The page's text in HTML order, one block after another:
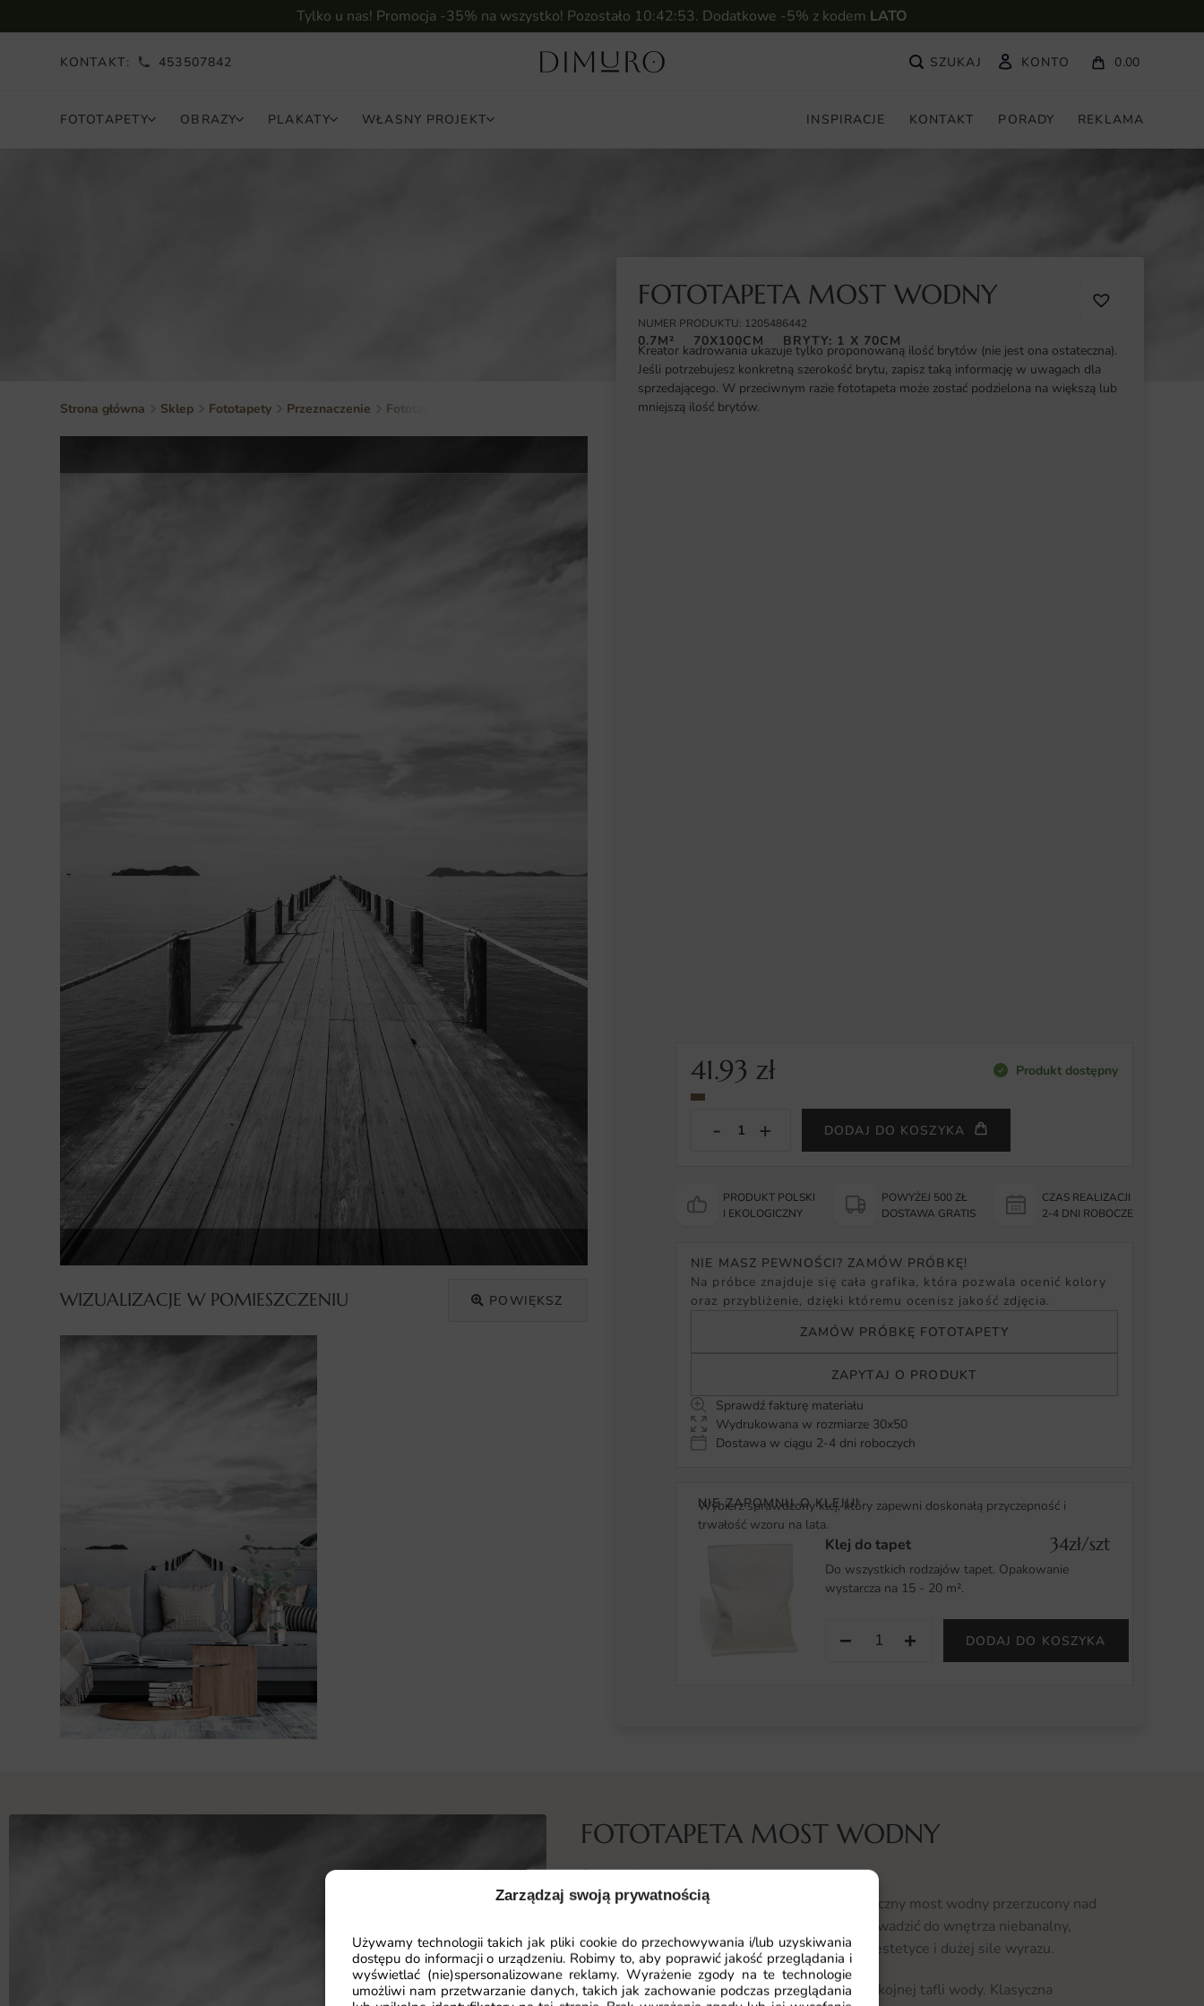
Zarządzaj swoją prywatnością
Używamy technologii takich jak pliki cookie do przechowywania i/lub uzyskiwania
dostępu do informacji o urządzeniu. Robimy to, aby poprawić jakość przeglądania i
wyświetlać (nie)spersonalizowane reklamy. Wyrażenie zgody na te technologie
umożliwi nam przetwarzanie danych, takich jak zachowanie podczas przeglądania
Tylko u nas! Promocja -35% na wszystko! Pozostało 10:42:52. Dodatkowe -5% z kodem LATO
KONTAKT: 453507842 KONTO 0.00
FOTOTAPETY OBRAZY PLAKATY WŁASNY PROJEKT INSPIRACJE KONTAKT PORADY REKLAMA
Strona główna Sklep Fototapety Przeznaczenie Fototapety do salonu Fototapeta Most Wodny
WIZUALIZACJE W POMIESZCZENIU POWIĘKSZ
FOTOTAPETA MOST WODNY
NUMER PRODUKTU: 1205486442
0.7M² 70X100CM BRYTY: 1 X 70CM
Kreator kadrowania ukazuje tylko proponowaną ilość brytów (nie jest ona ostateczna).
Jeśli potrzebujesz konkretną szerokość brytu, zapisz taką informację w uwagach dla
sprzedającego. W przeciwnym razie fototapeta może zostać podzielona na większą lub
mniejszą ilość brytów.
41.93zł Produkt dostępny
DODAJ DO KOSZYKA
PRODUKT POLSKI
I EKOLOGICZNY
POWYŻEJ 500 ZŁ
DOSTAWA GRATIS
CZAS REALIZACJI
2-4 DNI ROBOCZE
NIE MASZ PEWNOŚCI? ZAMÓW PRÓBKĘ!
Na próbce znajduje się cała grafika, która pozwala ocenić kolory
oraz przybliżenie, dzięki któremu ocenisz jakość zdjęcia.
ZAMÓW PRÓBKĘ FOTOTAPETY
ZAPYTAJ O PRODUKT
Sprawdź fakturę materiału
Wydrukowana w rozmiarze 30x50
Dostawa w ciągu 2-4 dni roboczych
NIE ZAPOMNIJ O KLEJU!
Wybierz sprawdzony klej, który zapewni doskonałą przyczepność i
trwałość wzoru na lata.
Klej do tapet 34zł/szt
Do wszystkich rodzajów tapet. Opakowanie
wystarcza na 15 - 20 m².
− + DODAJ DO KOSZYKA
FOTOTAPETA MOST WODNY
Co przedstawia ta fototapeta
Fototapeta Most Wodny prezentuje majestatyczny most wodny przerzucony nad
rzeką. To propozycja dla osób, które chcą wprowadzić do wnętrza niebanalny,
autorski akcent dekoracyjny o ponadczasowej estetyce i dużej sile wyrazu.
Architektoniczne łuki mostu odbijają się w spokojnej tafli wody. Klasyczna